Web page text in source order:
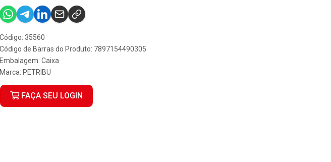
Código: 35560
Código de Barras do Produto: 7897154490305
Embalagem: Caixa
Marca: PETRIBU
FAÇA SEU LOGIN